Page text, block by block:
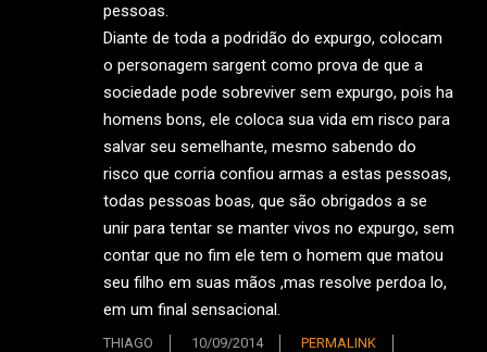
pessoas.
Diante de toda a podridão do expurgo, colocam
o personagem sargent como prova de que a
sociedade pode sobreviver sem expurgo, pois ha
homens bons, ele coloca sua vida em risco para
salvar seu semelhante, mesmo sabendo do
risco que corria confiou armas a estas pessoas,
todas pessoas boas, que são obrigados a se
unir para tentar se manter vivos no expurgo, sem
contar que no fim ele tem o homem que matou
seu filho em suas mãos ,mas resolve perdoa lo,
em um final sensacional.
THIAGO 10/09/2014
PERMALINK